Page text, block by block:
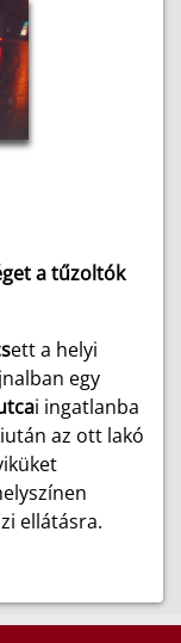
a tűzoltók
ett a helyi
egy
i ingatlanba
az ott lakó
ellátásra.